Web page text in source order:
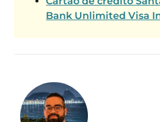
Bank Unlimited Visa